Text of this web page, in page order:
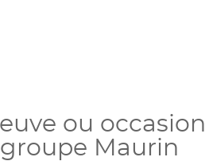
ou
groupe Maurin